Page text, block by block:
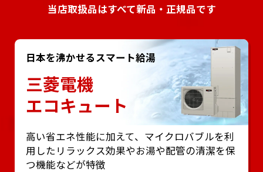
当店取扱品はすべて新品・正規品です
日本を沸かせるスマート給湯
三菱電機
エコキュート
⾼い省エネ性能に加えて、マイクロバブルを利
⽤したリラックス効果やお湯や配管の清潔を保
つ機能などが特徴